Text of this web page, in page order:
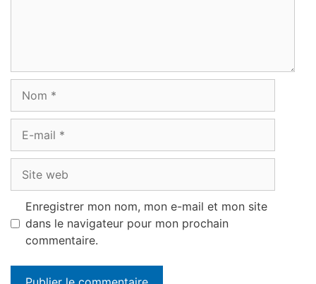
mail
web
Enregistrer mon nom, mon e-mail et mon site
dans le navigateur pour mon prochain
commentaire.